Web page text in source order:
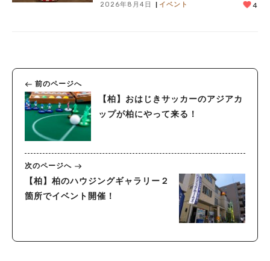
2026年8月4日 イベント 4
前のページへ
【柏】おはじきサッカーのアジアカ
ップが柏にやって来る！
次のページへ
【柏】柏のハウジングギャラリー２
箇所でイベント開催！